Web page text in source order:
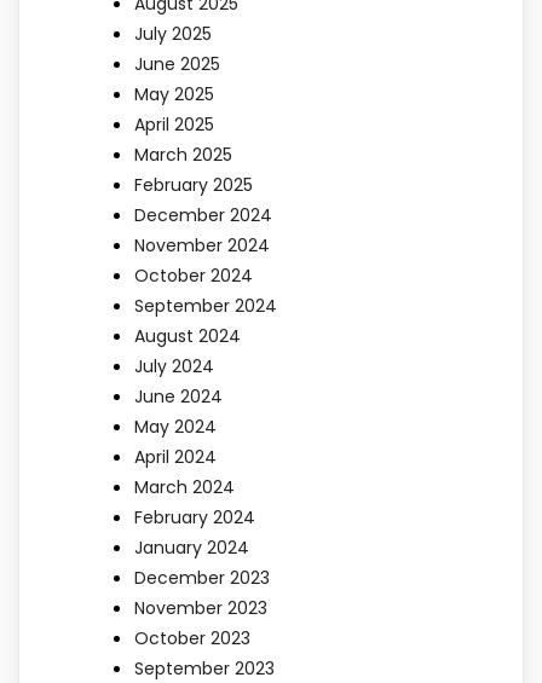
July 2025
June 2025
May 2025
April 2025
March 2025
February 2025
December 2024
November 2024
October 2024
September 2024
August 2024
July 2024
June 2024
May 2024
April 2024
March 2024
February 2024
January 2024
December 2023
November 2023
October 2023
September 2023